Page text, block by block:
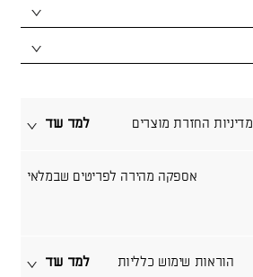
הוראות שימוש כלליות למד עוד
אספקה מהירה לפריטים שבמלאי
מדיניות החזרת מוצרים למד עוד